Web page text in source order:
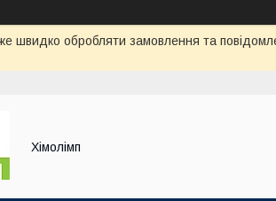
швидко обробляти замовлення та
Хімолімп